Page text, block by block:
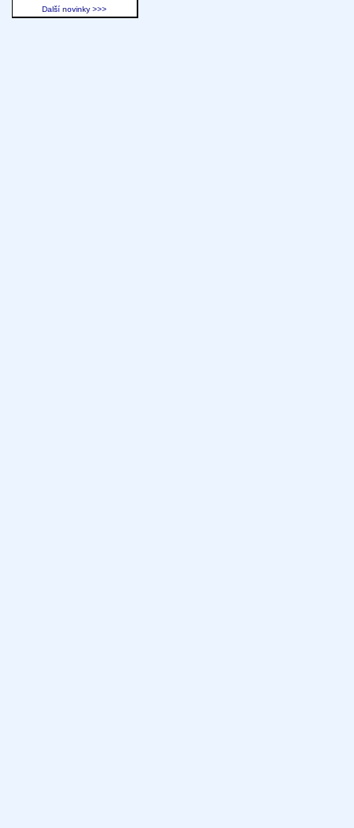
Další novinky >>>